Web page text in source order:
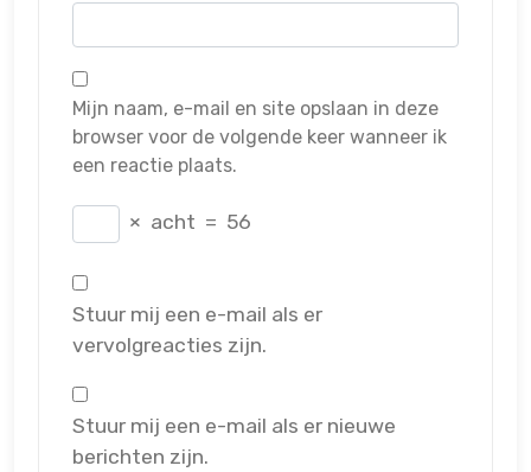
Mijn naam, e-mail en site opslaan in deze
browser voor de volgende keer wanneer ik
een reactie plaats.
× acht = 56
Stuur mij een e-mail als er
vervolgreacties zijn.
Stuur mij een e-mail als er nieuwe
berichten zijn.